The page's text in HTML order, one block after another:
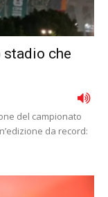
stadio che
del campionato
da record: